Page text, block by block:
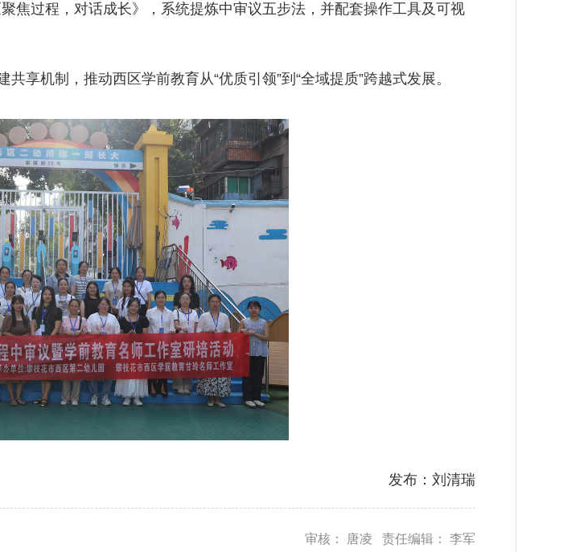
焦过程，对话成长》，系统提炼中审议五步法，并配套操作工具及可视
机制，推动西区学前教育从“优质引领”到“全域提质”跨越式发展。
发布：刘清瑞
审核： 唐凌 责任编辑： 李军